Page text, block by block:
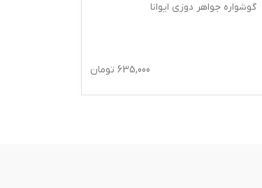
گوشواره جواهر دوزی ایوانا
635,000 تومان